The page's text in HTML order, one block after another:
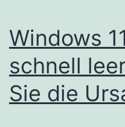
Windows
schnell
Sie die